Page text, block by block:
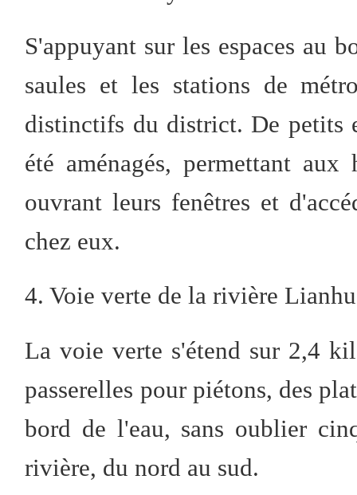
S'appuyant sur les espaces au
saules et les stations de
distinctifs du district. De petits
été aménagés, permettant
ouvrant leurs fenêtres et
chez eux.
4. Voie verte de la rivière
La voie verte s'étend sur 2,4
passerelles pour piétons, des
bord de l'eau, sans oublier
rivière, du nord au sud.